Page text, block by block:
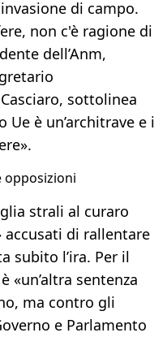
di campo.
non c'è ragione di
dell’Anm,
sottolinea
è un’architrave e i
opposizioni
strali al curaro
di rallentare
subito l’ira. Per il
«un’altra sentenza
ma contro gli
e Parlamento